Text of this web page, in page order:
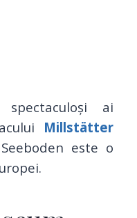
ai
Millstätter
Seeboden este o